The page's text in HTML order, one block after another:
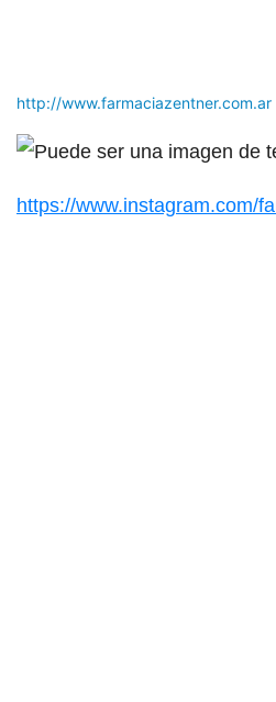
http://www.farmaciazentner.com.ar
https://www.instagram.com/